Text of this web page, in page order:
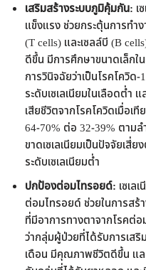
เสริมสร้างระบบภูมิคุ้มกัน: เ
แข็งแรง ช่วยกระตุ้นการทำ
(T cells) และเซลล์บี (B
ดีขึ้น มีการศึกษาขนาดเล็กใ
การวินิจฉัยว่าเป็นโรคโควิด
ระดับเซเลเนียมในเลือดต่ำ
เสียชีวิตจากโรคโควิดเมื่อเ
64-70% ต่อ 32-39% ตาม
ขาดเซเลเนียมเป็นปัจจัยเสี่
ระดับเซเลเนียมต่ำ
ปกป้องต่อมไทรอยด์: เซเล
ต่อมไทรอยด์ ช่วยในการสร้
ที่มีอาการทางตาจากโรคต่
ว่ากลุ่มผู้ป่วยที่ได้รับการเสริม
เดือน มีคุณภาพชีวิตดีขึ้น แล